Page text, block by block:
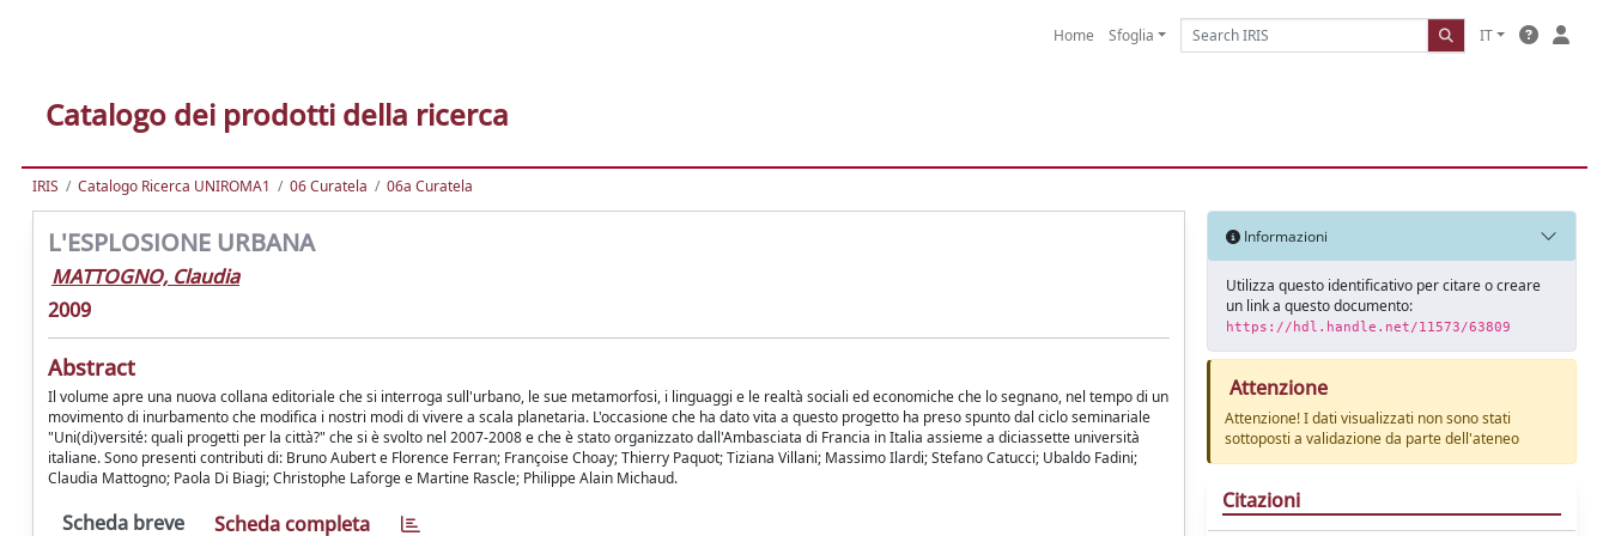
Home Sfoglia IT
Catalogo dei prodotti della ricerca
IRIS Catalogo Ricerca UNIROMA1 06 Curatela 06a Curatela
L'ESPLOSIONE URBANA
MATTOGNO, Claudia
2009
Abstract
Il volume apre una nuova collana editoriale che si interroga sull'urbano, le sue metamorfosi, i linguaggi e le realtà sociali ed economiche che lo segnano, nel tempo di un
movimento di inurbamento che modifica i nostri modi di vivere a scala planetaria. L'occasione che ha dato vita a questo progetto ha preso spunto dal ciclo seminariale
"Uni(di)versité: quali progetti per la città?" che si è svolto nel 2007-2008 e che è stato organizzato dall'Ambasciata di Francia in Italia assieme a diciassette università
italiane. Sono presenti contributi di: Bruno Aubert e Florence Ferran; Françoise Choay; Thierry Paquot; Tiziana Villani; Massimo Ilardi; Stefano Catucci; Ubaldo Fadini;
Claudia Mattogno; Paola Di Biagi; Christophe Laforge e Martine Rascle; Philippe Alain Michaud.
Scheda breve Scheda completa
Informazioni
Utilizza questo identificativo per citare o creare
un link a questo documento:
https://hdl.handle.net/11573/63809
Attenzione
Attenzione! I dati visualizzati non sono stati
sottoposti a validazione da parte dell'ateneo
Citazioni